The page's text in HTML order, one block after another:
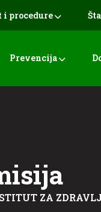
procedure
Prevencija
ZA